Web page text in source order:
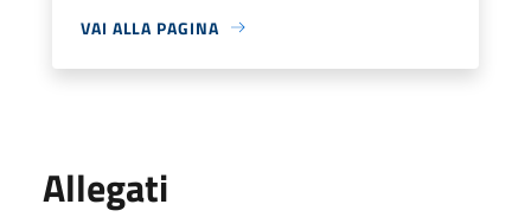
VAI ALLA PAGINA
Allegati